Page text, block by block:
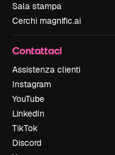
Sala stampa
Cerchi magnific.ai
Contattaci
Assistenza clienti
Instagram
YouTube
LinkedIn
TikTok
Discord